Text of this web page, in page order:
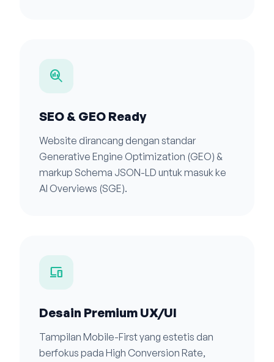
search_insights
SEO & GEO Ready
Website dirancang dengan standar
Generative Engine Optimization (GEO) &
markup Schema JSON-LD untuk masuk ke
AI Overviews (SGE).
devices
Desain Premium UX/UI
Tampilan Mobile-First yang estetis dan
berfokus pada High Conversion Rate,